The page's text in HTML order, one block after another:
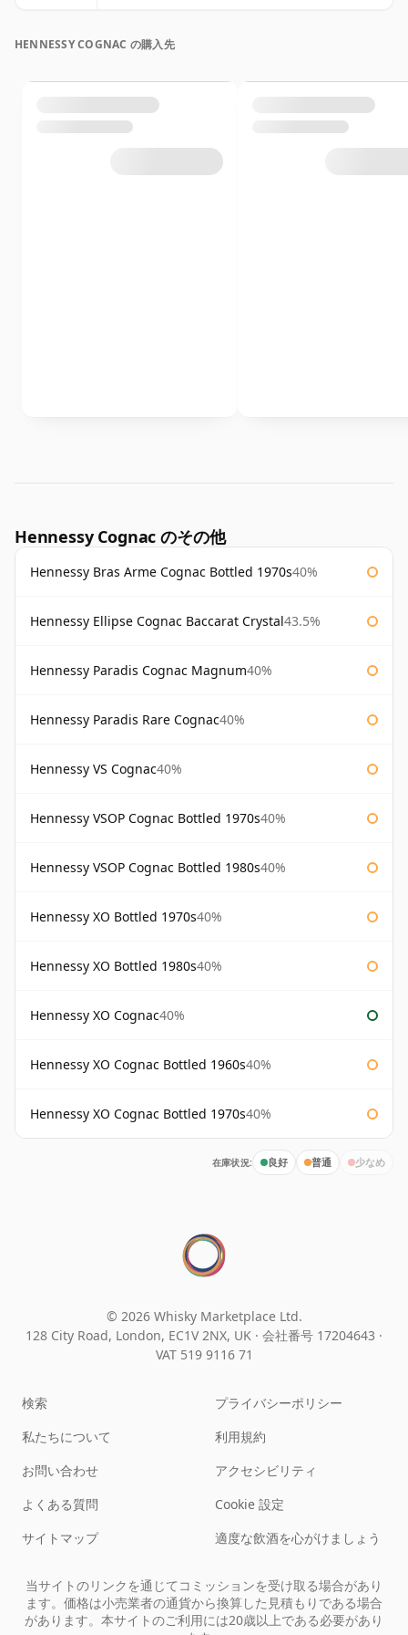
HENNESSY COGNAC の購入先
Hennessy Cognac のその他
Hennessy Bras Arme Cognac Bottled 1970s40%
Hennessy Ellipse Cognac Baccarat Crystal43.5%
Hennessy Paradis Cognac Magnum40%
Hennessy Paradis Rare Cognac40%
Hennessy VS Cognac40%
Hennessy VSOP Cognac Bottled 1970s40%
Hennessy VSOP Cognac Bottled 1980s40%
Hennessy XO Bottled 1970s40%
Hennessy XO Bottled 1980s40%
Hennessy XO Cognac40%
Hennessy XO Cognac Bottled 1960s40%
Hennessy XO Cognac Bottled 1970s40%
在庫状況: 良好 普通 少なめ
© 2026 Whisky Marketplace Ltd.
128 City Road, London, EC1V 2NX, UK · 会社番号 17204643 ·
VAT 519 9116 71
検索
私たちについて
お問い合わせ
よくある質問
サイトマップ
プライバシーポリシー
利用規約
アクセシビリティ
Cookie 設定
適度な飲酒を心がけましょう
当サイトのリンクを通じてコミッションを受け取る場合があり
ます。価格は小売業者の通貨から換算した見積もりである場合
があります。本サイトのご利用には20歳以上である必要があり